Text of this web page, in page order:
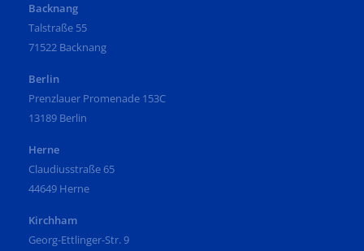
Backnang
Talstraße 55
71522 Backnang
Berlin
Prenzlauer Promenade 153C
13189 Berlin
Herne
Claudiusstraße 65
44649 Herne
Kirchham
Georg-Ettlinger-Str. 9